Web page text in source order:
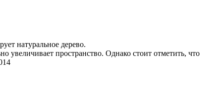
натуральное дерево.
увеличивает пространство. Однако стоит отметить, что